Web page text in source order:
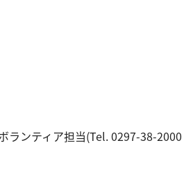
ランティア担当(Tel.0297-38-2000